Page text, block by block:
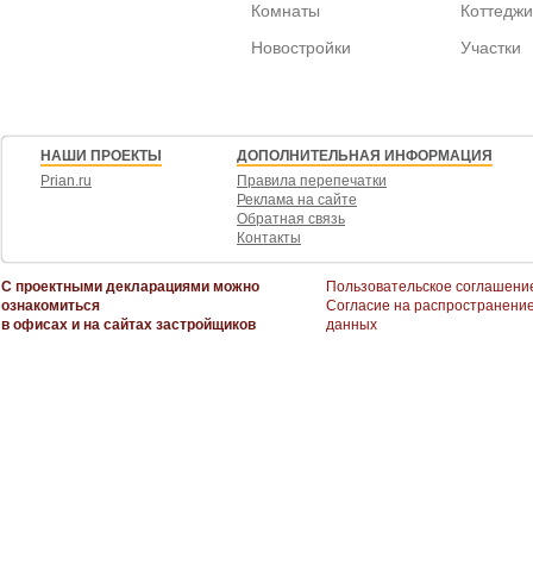
Комнаты
Новостройки
Коттеджи
Участки
НАШИ ПРОЕКТЫ
Prian.ru
ДОПОЛНИТЕЛЬНАЯ ИНФОРМАЦИЯ
Правила перепечатки
Реклама на сайте
Обратная связь
Контакты
С проектными декларациями можно
ознакомиться
в офисах и на сайтах застройщиков
Пользовательское
Согласие на
данных